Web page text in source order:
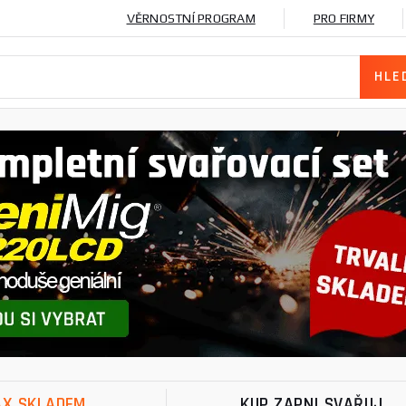
VĚRNOSTNÍ PROGRAM PRO FIRMY